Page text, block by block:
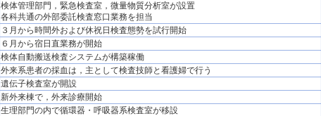
検体管理部門，緊急検査室，微量物質分析室が設置
各科共通の外部委託検査窓口業務を担当
３月から時間外および休祝日検査態勢を試行開始
６月から宿日直業務が開始
検体自動搬送検査システムが構築稼働
外来系患者の採血は，主として検査技師と看護婦で行う
遺伝子検査室が開設
新外来棟で，外来診療開始
生理部門の内で循環器・呼吸器系検査室が移設